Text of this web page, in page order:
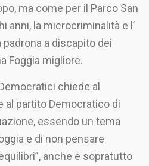
ma come per il Parco San
anni, la microcriminalità e l’
a discapito dei
Foggia migliore.
chiede al
al partito Democratico di
essendo un tema
e di non pensare
anche e sopratutto